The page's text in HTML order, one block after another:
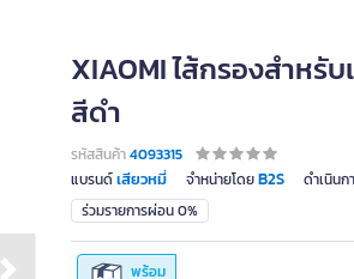
XIAOMI ไส้กรองสำหรั
สีดำ
รหัสสินค้า4093315
แบรนด์เสียวหมี่ จำหน่ายโดยB2S ดำเนินก
ร่วมรายการผ่อน 0%
พร้อม